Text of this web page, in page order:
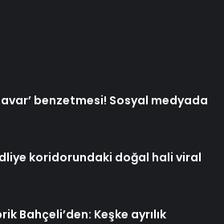
benzetmesi! Sosyal medyada
koridorundaki doğal hali viral
Bahçeli’den: Keşke ayrılık